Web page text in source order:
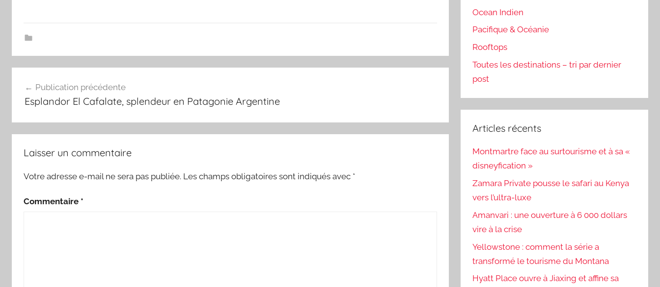
de
l’article
Publication précédente
Esplandor El Cafalate, splendeur en Patagonie Argentine
Laisser un commentaire
Votre adresse e-mail ne sera pas publiée. Les champs obligatoires sont indiqués avec *
Commentaire *
Ocean Indien
Pacifique & Océanie
Rooftops
Toutes les destinations – tri par dernier
post
Articles récents
Montmartre face au surtourisme et à sa «
disneyfication »
Zamara Private pousse le safari au Kenya
vers l’ultra-luxe
Amanvari : une ouverture à 6 000 dollars
vire à la crise
Yellowstone : comment la série a
transformé le tourisme du Montana
Hyatt Place ouvre à Jiaxing et affine sa